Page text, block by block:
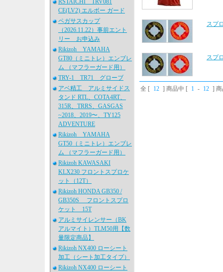
RSTAICHI TRV081
CE(LV2) エルボー ガード
ペガサスカップ
（2026.11.22）事前エント
リー お申込み
Rikizoh YAMAHA
GT80（ミニトレ）エンブレ
ム （マフラーガード用）
TRY-1 TR71 グローブ
アベ精工 アルミサイドス
タンド RTL、COTA4RT、
315R、TRRS、GASGAS
~2018、2019〜、TY125
ADVENTURE
Rikizoh YAMAHA
GT50（ミニトレ）エンブレ
ム （マフラーガード用）
Rikizoh KAWASAKI
KLX230 フロントスプロケ
ット（12T）
Rikizoh HONDA GB350 /
GB350S フロントスプロ
ケット 15T
アルミサイレンサー（BK
アルマイト）TLM50用【数
量限定商品】
Rikizoh NX400 ローシート
加工（シート加工タイプ）
Rikizoh NX400 ローシート
スプ
スプ
全 [ 12 ] 商品中 [ 1 - 12 ] 商